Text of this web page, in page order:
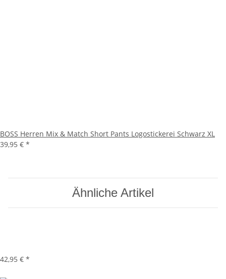
BOSS Herren Mix & Match Short Pants Logostickerei Schwarz XL
39,95 € *
Ähnliche Artikel
42,95 € *